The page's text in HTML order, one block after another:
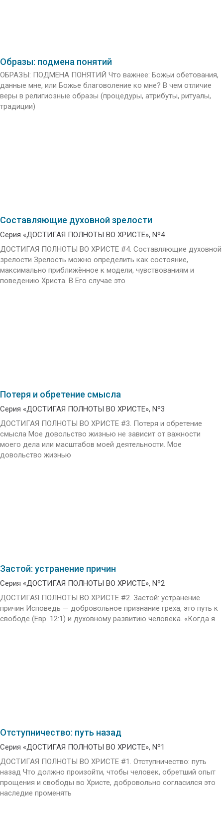
Образы: подмена понятий
ОБРАЗЫ: ПОДМЕНА ПОНЯТИЙ Что важнее: Божьи обетования,
данные мне, или Божье благоволение ко мне? В чем отличие
веры в религиозные образы (процедуры, атрибуты, ритуалы,
традиции)
Составляющие духовной зрелости
Серия «ДОСТИГАЯ ПОЛНОТЫ ВО ХРИСТЕ», Nº4
ДОСТИГАЯ ПОЛНОТЫ ВО ХРИСТЕ #4. Составляющие духовной
зрелости Зрелость можно определить как состояние,
максимально приближённое к модели, чувствованиям и
поведению Христа. В Его случае это
Потеря и обретение смысла
Серия «ДОСТИГАЯ ПОЛНОТЫ ВО ХРИСТЕ», Nº3
ДОСТИГАЯ ПОЛНОТЫ ВО ХРИСТЕ #3. Потеря и обретение
смысла Мое довольство жизнью не зависит от важности
моего дела или масштабов моей деятельности. Мое
довольство жизнью
Застой: устранение причин
Серия «ДОСТИГАЯ ПОЛНОТЫ ВО ХРИСТЕ», Nº2
ДОСТИГАЯ ПОЛНОТЫ ВО ХРИСТЕ #2. Застой: устранение
причин Исповедь — добровольное признание греха, это путь к
свободе (Евр. 12:1) и духовному развитию человека. «Когда я
Отступничество: путь назад
Серия «ДОСТИГАЯ ПОЛНОТЫ ВО ХРИСТЕ», Nº1
ДОСТИГАЯ ПОЛНОТЫ ВО ХРИСТЕ #1. Отступничество: путь
назад Что должно произойти, чтобы человек, обретший опыт
прощения и свободы во Христе, добровольно согласился это
наследие променять